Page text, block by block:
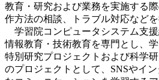
教育・研究および業務を実施する
作方法の相談、トラブル対応などを
学習院コンピュータシステム支援
情報教育・技術教育を専門とし、
特別研究プロジェクトおよび科学
のプロジェクトとして、SNSやイ